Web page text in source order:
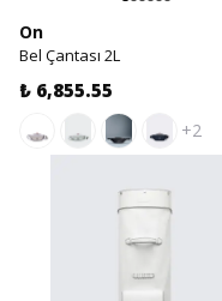
On
Bel Çantası 2L
₺ 6,855.55
+2